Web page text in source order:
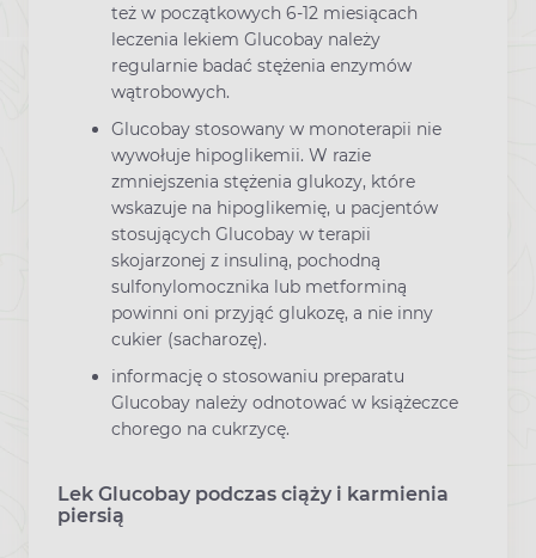
też w początkowych 6-12 miesiącach
leczenia lekiem Glucobay należy
regularnie badać stężenia enzymów
wątrobowych.
Glucobay stosowany w monoterapii nie
wywołuje hipoglikemii. W razie
zmniejszenia stężenia glukozy, które
wskazuje na hipoglikemię, u pacjentów
stosujących Glucobay w terapii
skojarzonej z insuliną, pochodną
sulfonylomocznika lub metforminą
powinni oni przyjąć glukozę, a nie inny
cukier (sacharozę).
informację o stosowaniu preparatu
Glucobay należy odnotować w książeczce
chorego na cukrzycę.
Lek Glucobay podczas ciąży i karmienia
piersią